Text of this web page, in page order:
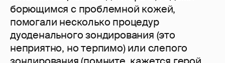
борющимся с проблемной кожей,
помогали несколько процедур
дуоденального зондирования (это
неприятно, но терпимо) или слепого